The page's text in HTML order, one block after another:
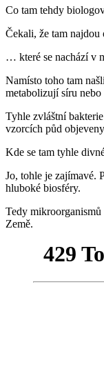
Co tam tehdy
Čekali, že tam
… které se nachází v
Namísto toho tam
metabolizují síru
Tyhle zvláštní
vzorcích půd objeveny
Kde se tam tyhle
Jo, tohle je zajímavé.
hluboké biosféry.
Tedy
Země.